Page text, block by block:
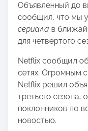
Объявленный до
сообщил, что мы
сериала в
для четвертого
Netflix сообщил
сетях. Огромным
Netflix решил
третьего сезона,
поклонников по
новостью.